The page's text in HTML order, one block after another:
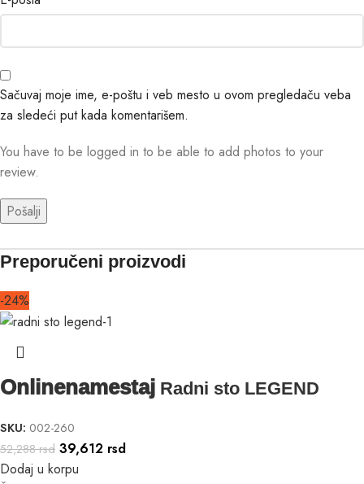
Sačuvaj moje ime, e-poštu i veb mesto u ovom pregledaču veba
za sledeći put kada komentarišem.
You have to be logged in to be able to add photos to your
review.
Preporučeni proizvodi
-24%
Onlinenamestaj Radni sto LEGEND
SKU: 002-260
52,288rsd 39,612 rsd
Dodaj u korpu